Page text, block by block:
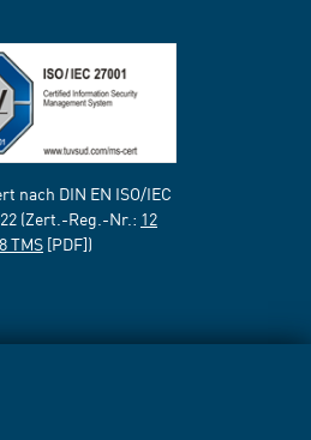
nach DIN EN ISO/IEC
(Zert.-Reg.-Nr.: 12
TMS [PDF])